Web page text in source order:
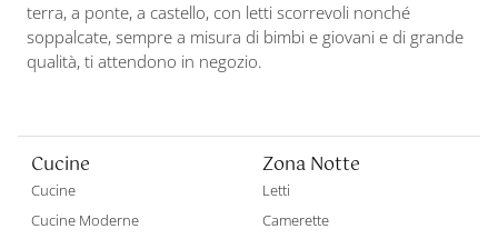
terra, a ponte, a castello, con letti scorrevoli nonché
soppalcate, sempre a misura di bimbi e giovani e di grande
qualità, ti attendono in negozio.
Cucine
Cucine
Cucine Moderne
Zona Notte
Letti
Camerette